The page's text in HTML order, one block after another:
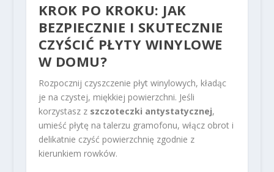
KROK PO KROKU: JAK
BEZPIECZNIE I SKUTECZNIE
CZYŚCIĆ PŁYTY WINYLOWE
W DOMU?
Rozpocznij czyszczenie płyt winylowych, kładąc
je na czystej, miękkiej powierzchni. Jeśli
korzystasz z szczoteczki antystatycznej,
umieść płytę na talerzu gramofonu, włącz obrot i
delikatnie czyść powierzchnię zgodnie z
kierunkiem rowków.